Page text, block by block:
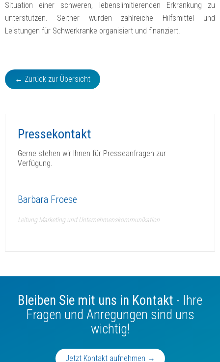
Pressekontakt
Gerne stehen wir Ihnen für Presseanfragen zur
Verfügung.
Barbara Froese
Leitung Marketing und Unternehmenskommunikation
Situation einer schweren, lebenslimitierenden Erkrankung zu
unterstützen. Seither wurden zahlreiche Hilfsmittel und
Leistungen für Schwerkranke organisiert und finanziert.
← Zurück zur Übersicht
Bleiben Sie mit uns in Kontakt - Ihre
Fragen und Anregungen sind uns
wichtig!
Jetzt Kontakt aufnehmen →